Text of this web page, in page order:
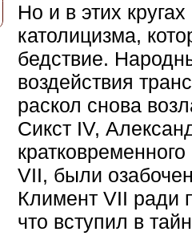
Но и в этих
католицизма,
бедствие.
воздействия
раскол снова
Сикст IV,
VII, были
Климент VII ради
что вступил в